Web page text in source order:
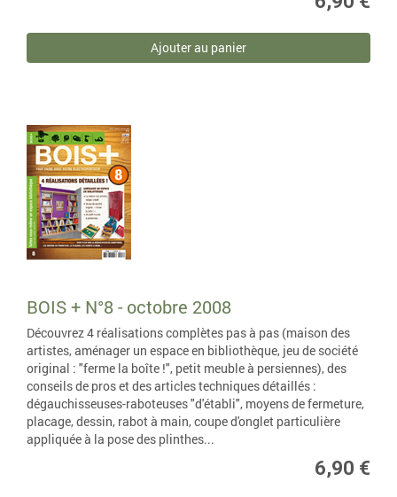
Ajouter au panier
BOIS + N°8 - octobre 2008
Découvrez 4 réalisations complètes pas à pas (maison des
artistes, aménager un espace en bibliothèque, jeu de société
original : "ferme la boîte !", petit meuble à persiennes), des
conseils de pros et des articles techniques détaillés :
dégauchisseuses-raboteuses "d'établi", moyens de fermeture,
placage, dessin, rabot à main, coupe d'onglet particulière
appliquée à la pose des plinthes...
6,90 €